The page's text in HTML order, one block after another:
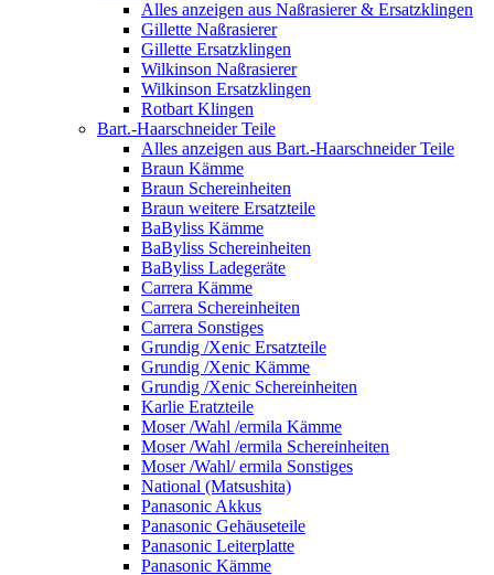
Alles anzeigen aus Naßrasierer & Ersatzklingen
Gillette Naßrasierer
Gillette Ersatzklingen
Wilkinson Naßrasierer
Wilkinson Ersatzklingen
Rotbart Klingen
Bart.-Haarschneider Teile
Alles anzeigen aus Bart.-Haarschneider Teile
Braun Kämme
Braun Schereinheiten
Braun weitere Ersatzteile
BaByliss Kämme
BaByliss Schereinheiten
BaByliss Ladegeräte
Carrera Kämme
Carrera Schereinheiten
Carrera Sonstiges
Grundig /Xenic Ersatzteile
Grundig /Xenic Kämme
Grundig /Xenic Schereinheiten
Karlie Eratzteile
Moser /Wahl /ermila Kämme
Moser /Wahl /ermila Schereinheiten
Moser /Wahl/ ermila Sonstiges
National (Matsushita)
Panasonic Akkus
Panasonic Gehäuseteile
Panasonic Leiterplatte
Panasonic Kämme